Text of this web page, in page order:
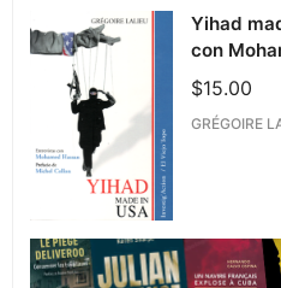
Yihad
con
$15.00
GRÉGOIRE